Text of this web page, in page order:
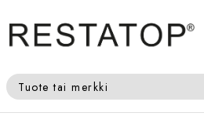
Tuote tai merkki